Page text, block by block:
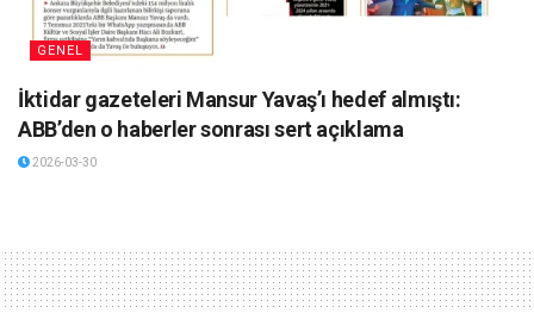
GENEL
İktidar gazeteleri Mansur Yavaş’ı hedef almıştı:
ABB’den o haberler sonrası sert açıklama
2026-03-30